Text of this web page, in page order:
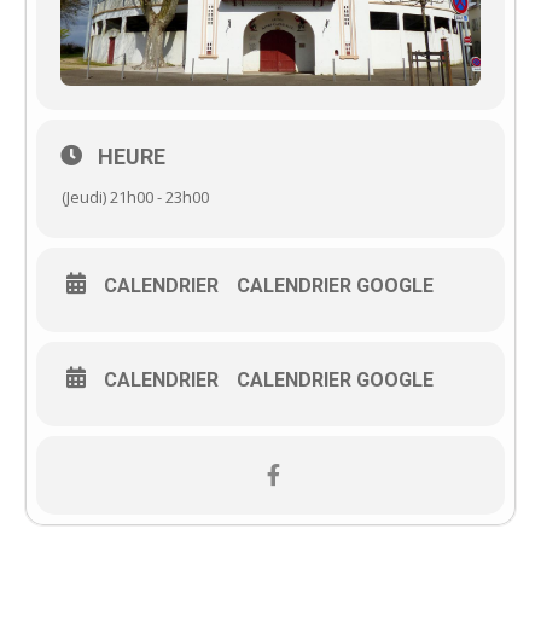
HEURE
(Jeudi) 21h00 - 23h00
CALENDRIER CALENDRIER GOOGLE
CALENDRIER CALENDRIER GOOGLE